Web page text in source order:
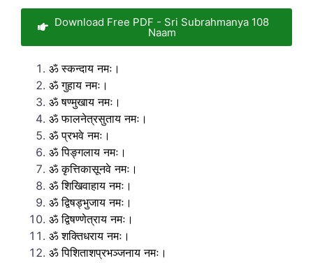
Download Free PDF - Sri Subrahmanya 108
Naam
ॐ स्कन्दाय नमः।
ॐ गुहाय नमः।
ॐ षण्मुखाय नमः।
ॐ फालनेत्रसुताय नमः।
ॐ प्रभवे नमः।
ॐ पिङ्गलाय नमः।
ॐ कृत्तिकासूनवे नमः।
ॐ शिखिवाहाय नमः।
ॐ द्विषड्भुजाय नमः।
ॐ द्विषण्णेत्राय नमः।
ॐ शक्तिधराय नमः।
ॐ पिशिताशप्रभञ्जनाय नमः।